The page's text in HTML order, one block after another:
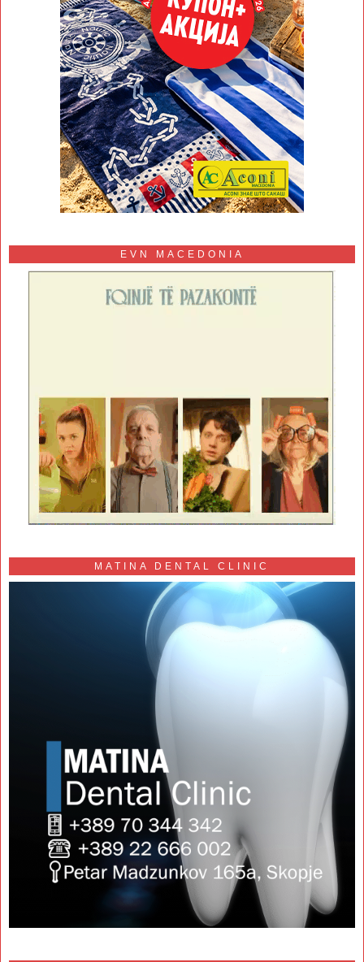
EVN MACEDONIA
MATINA DENTAL CLINIC